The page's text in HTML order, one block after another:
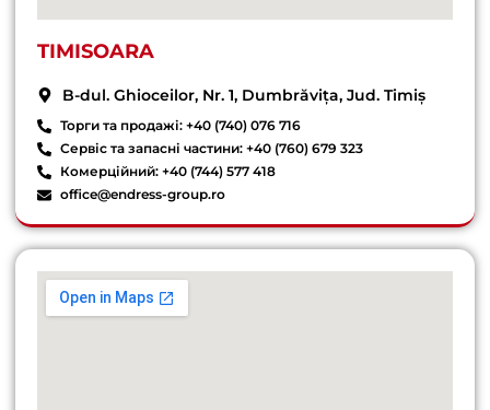
TIMISOARA
B-dul. Ghioceilor, Nr. 1, Dumbrăvița, Jud. Timiș
Торги та продажі: +40 (740) 076 716
Сервіс та запасні частини: +40 (760) 679 323
Комерційний: +40 (744) 577 418
office@endress-group.ro